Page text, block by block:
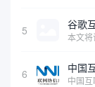
5 谷歌
6 中国